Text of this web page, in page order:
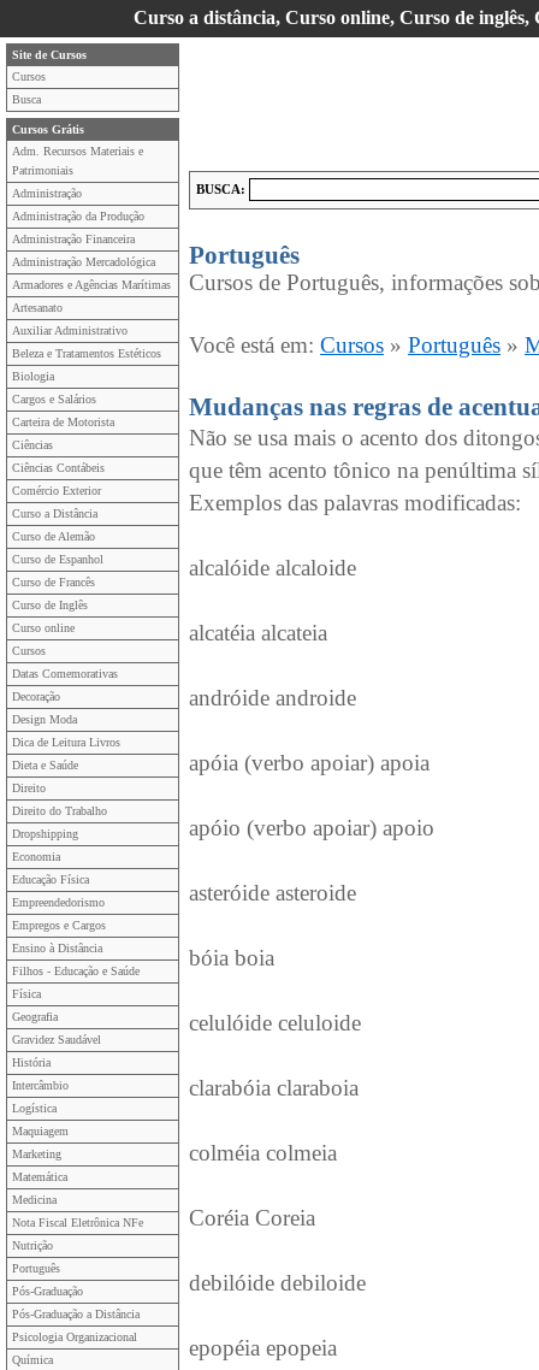
Curso a distância, Curso online, Curso de
Site de Cursos
Cursos
Busca
Cursos Grátis
Adm. Recursos Materiais e
Patrimoniais
Administração
Administração da Produção
Administração Financeira
Administração Mercadológica
Armadores e Agências Marítimas
Artesanato
Auxiliar Administrativo
Beleza e Tratamentos Estéticos
Biologia
Cargos e Salários
Carteira de Motorista
Ciências
Ciências Contábeis
Comércio Exterior
Curso a Distância
Curso de Alemão
Curso de Espanhol
Curso de Francês
Curso de Inglês
Curso online
Cursos
Datas Comemorativas
Decoração
Design Moda
Dica de Leitura Livros
Dieta e Saúde
Direito
Direito do Trabalho
Dropshipping
Economia
Educação Física
Empreendedorismo
Empregos e Cargos
Ensino à Distância
Filhos - Educação e Saúde
Física
Geografia
Gravidez Saudável
História
Intercâmbio
Logística
Maquiagem
Marketing
Matemática
Medicina
Nota Fiscal Eletrônica NFe
Nutrição
Português
Pós-Graduação
Pós-Graduação a Distância
Psicologia Organizacional
Química
BUSCA:
Português
Cursos de Português, informações
Você está em: Cursos » Português »
Mudanças nas regras de
Não se usa mais o acento dos
que têm acento tônico na penúltima
Exemplos das palavras modificadas:
alcalóide alcaloide
alcatéia alcateia
andróide androide
apóia (verbo apoiar) apoia
apóio (verbo apoiar) apoio
asteróide asteroide
bóia boia
celulóide celuloide
clarabóia claraboia
colméia colmeia
Coréia Coreia
debilóide debiloide
epopéia epopeia